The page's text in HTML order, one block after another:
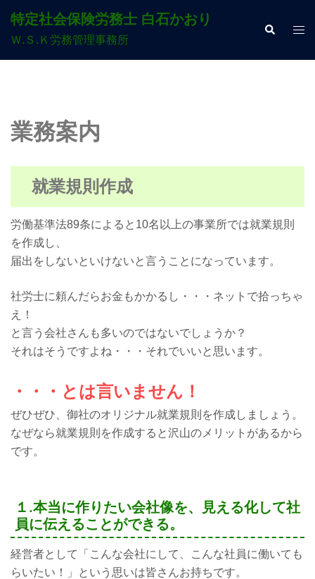
ン
特定社会保険労務士 白石かおり
Ｗ.Ｓ.Ｋ労務管理事務所
検
索
ト
業務案内
就業規則作成
労働基準法89条によると10名以上の事業所では就業規則
を作成し、
届出をしないといけないと言うことになっています。
社労士に頼んだらお金もかかるし・・・ネットで拾っちゃ
え！
と言う会社さんも多いのではないでしょうか？
それはそうですよね・・・それでいいと思います。
・・・とは言いません！
ぜひぜひ、御社のオリジナル就業規則を作成しましょう。
なぜなら就業規則を作成すると沢山のメリットがあるから
です。
１.本当に作りたい会社像を、見える化して社
員に伝えることができる。
経営者として「こんな会社にして、こんな社員に働いても
らいたい！」という思いは皆さんお持ちです。